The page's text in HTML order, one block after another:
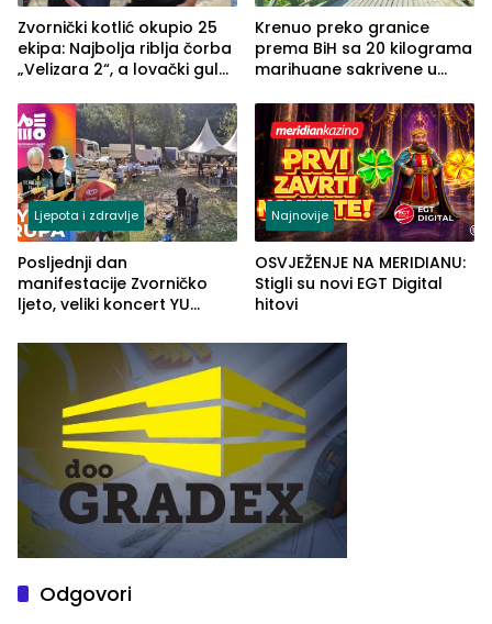
Zvornički kotlić okupio 25
ekipa: Najbolja riblja čorba
„Velizara 2“, a lovački gulaš
Krenuo preko granice
prema BiH sa 20 kilograma
marihuane sakrivene u
Ljepota i zdravlje
Posljednji dan
manifestacije Zvorničko
ljeto, veliki koncert YU
ove godine
Najnovije
OSVJEŽENJE NA MERIDIANU:
Stigli su novi EGT Digital
hitovi
Odgovori